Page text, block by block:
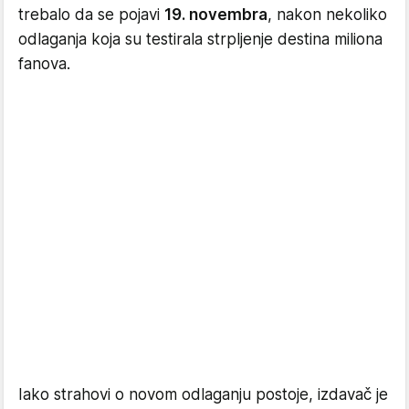
trebalo da se pojavi 19. novembra, nakon nekoliko
odlaganja koja su testirala strpljenje destina miliona
fanova.
Iako strahovi o novom odlaganju postoje, izdavač je